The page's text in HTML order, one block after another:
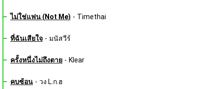
ไม่ใช่แฟน (Not Me) - Timethai
ที่ฉันเสียใจ - มนัสวีร์
ครั้งหนึ่งไม่ถึงตาย - Klear
คบซ้อน - วง L.ก.ฮ